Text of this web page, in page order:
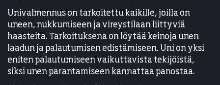
Univalmennus on tarkoitettu kaikille, joilla on
uneen, nukkumiseen ja vireystilaan liittyviä
haasteita. Tarkoituksena on löytää keinoja unen
laadun ja palautumisen edistämiseen. Uni on yksi
eniten palautumiseen vaikuttavista tekijöistä,
siksi unen parantamiseen kannattaa panostaa.